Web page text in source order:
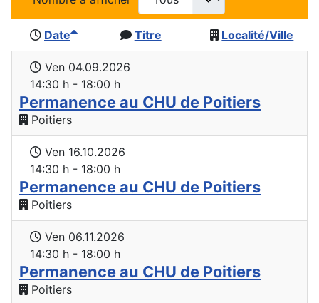
Date Titre Localité/Ville
Ven 04.09.2026
14:30 h - 18:00 h
Permanence au CHU de Poitiers
Poitiers
Ven 16.10.2026
14:30 h - 18:00 h
Permanence au CHU de Poitiers
Poitiers
Ven 06.11.2026
14:30 h - 18:00 h
Permanence au CHU de Poitiers
Poitiers